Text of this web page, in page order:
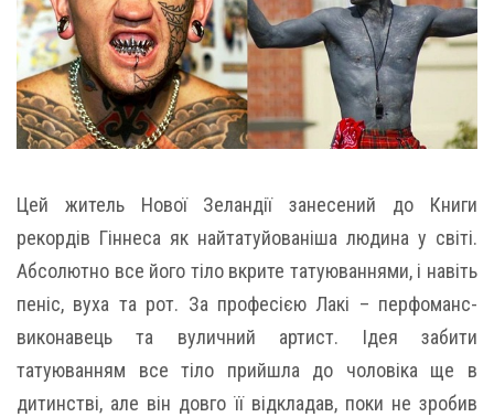
Цей житель Нової Зеландії занесений до Книги
рекордів Гіннеса як найтатуйованіша людина у світі.
Абсолютно все його тіло вкрите татуюваннями, і навіть
пеніс, вуха та рот. За професією Лакі – перфоманс-
виконавець та вуличний артист. Ідея забити
татуюванням все тіло прийшла до чоловіка ще в
дитинстві, але він довго її відкладав, поки не зробив